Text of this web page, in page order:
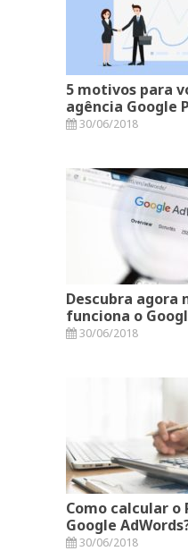
5 motivos para
agência Google
30/06/2018
Descubra agora
funciona o
30/06/2018
Como calcular o
Google
30/06/2018